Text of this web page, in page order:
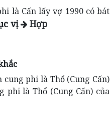
là Cấn lấy vợ 1990 có bát
vị Hợp
cung phi là Thổ (Cung Cấn)
phi là Thổ (Cung Cấn) của